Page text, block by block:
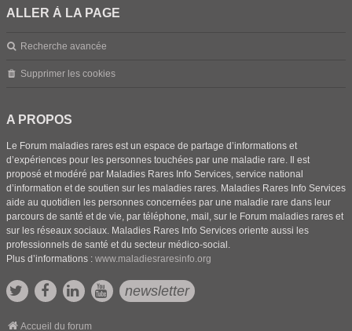
ALLER À LA PAGE
Recherche avancée
Supprimer les cookies
A PROPOS
Le Forum maladies rares est un espace de partage d’informations et
d’expériences pour les personnes touchées par une maladie rare. Il est
proposé et modéré par Maladies Rares Info Services, service national
d’information et de soutien sur les maladies rares. Maladies Rares Info Services
aide au quotidien les personnes concernées par une maladie rare dans leur
parcours de santé et de vie, par téléphone, mail, sur le Forum maladies rares et
sur les réseaux sociaux. Maladies Rares Info Services oriente aussi les
professionnels de santé et du secteur médico-social.
Plus d’informations : www.maladiesraresinfo.org
newsletter
Accueil du forum